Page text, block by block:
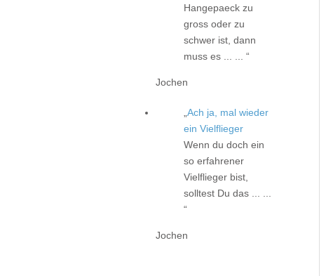
Hangepaeck zu
gross oder zu
schwer ist, dann
muss es ... ...
Jochen
Ach ja, mal wieder
ein Vielflieger
Wenn du doch ein
so erfahrener
Vielflieger bist,
solltest Du das ... ...
Jochen